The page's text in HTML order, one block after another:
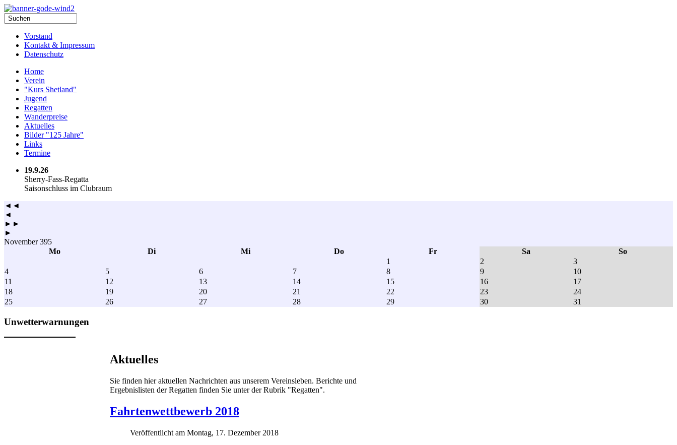
Vorstand
Kontakt & Impressum
Datenschutz
Home
Verein
"Kurs Shetland"
Jugend
Regatten
Wanderpreise
Aktuelles
Bilder "125 Jahre"
Links
Termine
19.9.26
Sherry-Fass-Regatta
Saisonschluss im Clubraum
◄◄
◄
►►
►
November 395
Mo
Di Mi Do Fr Sa
So
1
2
3
4
5 6 7 8 9
10
11
12 13 14 15 16
17
18
19 20 21 22 23
24
25
26 27 28 29 30 31
Unwetterwarnungen
Aktuelles
Sie finden hier aktuellen Nachrichten aus unserem Vereinsleben. Berichte und
Ergebnislisten der Regatten finden Sie unter der Rubrik "Regatten".
Fahrtenwettbewerb 2018
Veröffentlicht am Montag, 17. Dezember 2018